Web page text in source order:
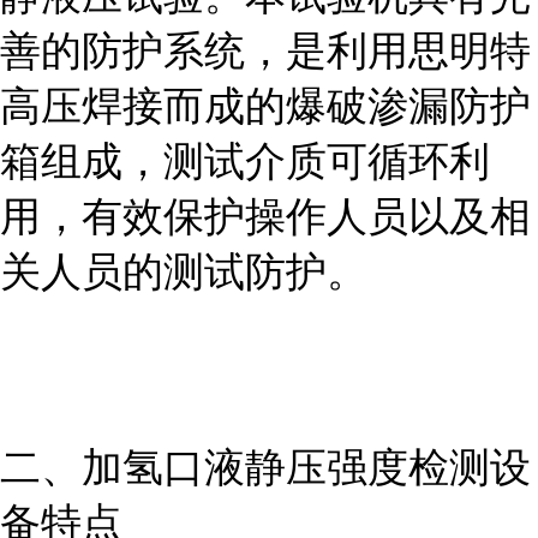
善的防护系统，是利用思明特
高压焊接而成的爆破渗漏防护
箱组成，测试介质可循环利
用，有效保护操作人员以及相
关人员的测试防护。
二、 加氢口液静压强度检测设
备特点